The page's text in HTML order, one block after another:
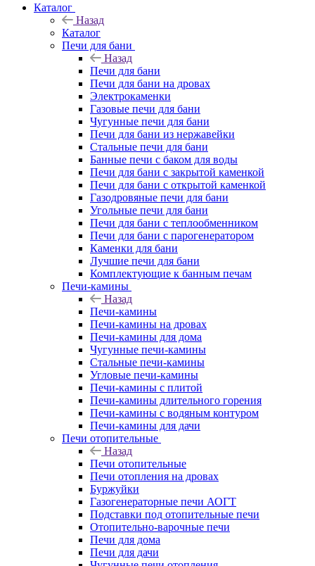
Каталог
Назад
Каталог
Печи для бани
Назад
Печи для бани
Печи для бани на дровах
Электрокаменки
Газовые печи для бани
Чугунные печи для бани
Печи для бани из нержавейки
Стальные печи для бани
Банные печи с баком для воды
Печи для бани с закрытой каменкой
Печи для бани с открытой каменкой
Газодровяные печи для бани
Угольные печи для бани
Печи для бани с теплообменником
Печи для бани с парогенератором
Каменки для бани
Лучшие печи для бани
Комплектующие к банным печам
Печи-камины
Назад
Печи-камины
Печи-камины на дровах
Печи-камины для дома
Чугунные печи-камины
Стальные печи-камины
Угловые печи-камины
Печи-камины с плитой
Печи-камины длительного горения
Печи-камины с водяным контуром
Печи-камины для дачи
Печи отопительные
Назад
Печи отопительные
Печи отопления на дровах
Буржуйки
Газогенераторные печи АОГТ
Подставки под отопительные печи
Отопительно-варочные печи
Печи для дома
Печи для дачи